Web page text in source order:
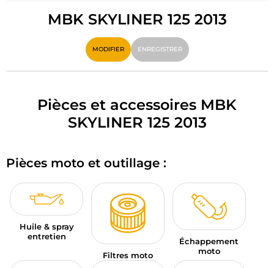
MX, ENDURO ET TRIAL
HIGH TECH MOTO
AIRBAG MOTO
PIÈCES MOTO ET OUTILLAGE
ACCESSOIRES MOTO
SPORTSWEAR
BONS PLANS ET PROMO
CARTES CADEAUX
MBK SKYLINER 125 2013
MODIFIER ENREGISTRER
Pièces et accessoires MBK
SKYLINER 125 2013
Pièces moto et outillage :
Huile & spray
entretien
Filtres moto
Échappement
moto